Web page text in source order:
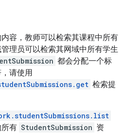
容，教师可以检索其课程中所有
理员可以检索其网域中所有学生
都会分配一个标
请使用
检索提
有 StudentSubmission 资